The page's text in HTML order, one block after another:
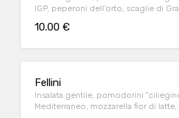
IGP, peperoni dell'orto, scaglie di
10.00 €
Fellini
Insalata gentile, pomodorini
Mediterraneo, mozzarella fior di